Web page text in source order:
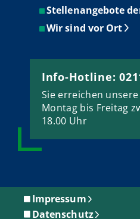
Stellenangebote
Wir sind vor Ort
Info-Hotline:
Sie erreichen
Montag bis Freitag
18.00 Uhr
Impressum
Datenschutz